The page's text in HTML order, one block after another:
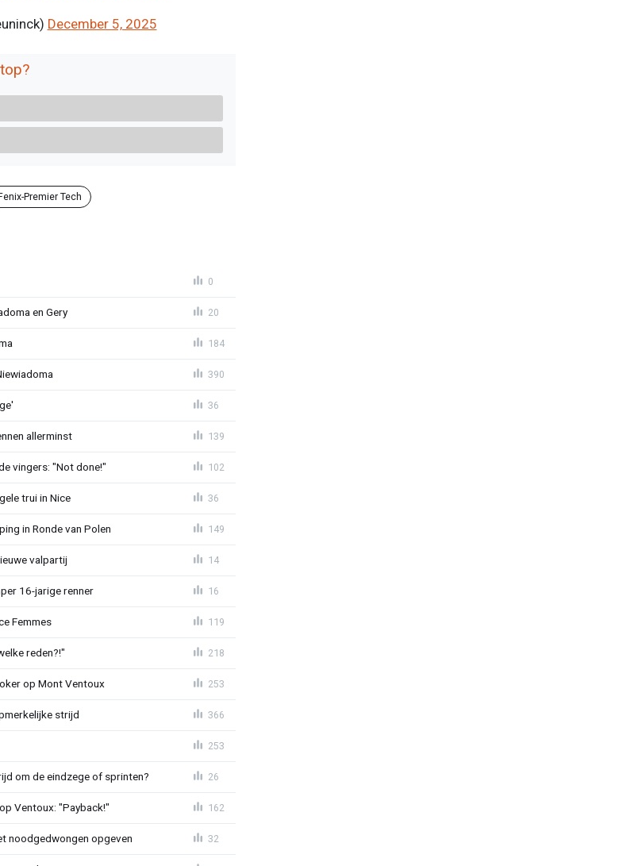
December 5, 2025
Premier Tech
0
en Gery 20
184
390
36
allerminst 139
vingers: "Not done!" 102
trui in Nice 36
in Ronde van Polen 149
valpartij 14
16-jarige renner 16
Femmes 119
reden?!" 218
op Mont Ventoux 253
strijd 366
253
om de eindzege of sprinten? 26
Ventoux: "Payback!" 162
noodgedwongen opgeven 32